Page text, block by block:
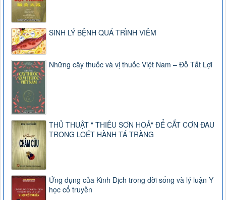
SINH LÝ BỆNH QUÁ TRÌNH VIÊM
Những cây thuốc và vị thuốc Việt Nam – Đỗ Tất Lợi
THỦ THUẬT " THIÊU SƠN HOẢ" ĐỂ CẮT CƠN ĐAU
TRONG LOÉT HÀNH TÁ TRÀNG
Ứng dụng của Kinh Dịch trong đời sống và lý luận Y
học cổ truyền